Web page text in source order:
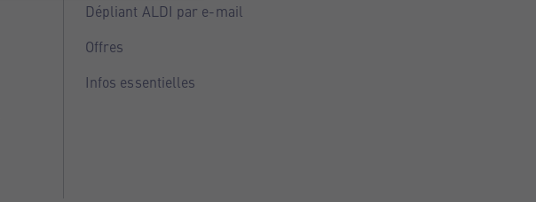
Dépliant ALDI par e-mail
Offres
Infos essentielles